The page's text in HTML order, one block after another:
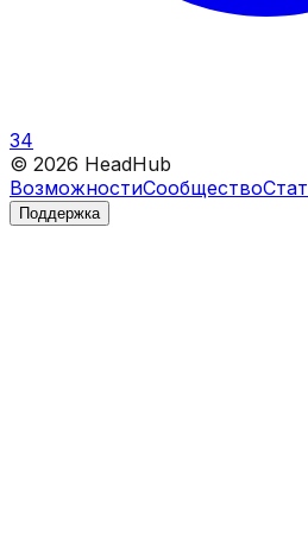
34
© 2026 HeadHub
ВозможностиСообщество
Поддержка